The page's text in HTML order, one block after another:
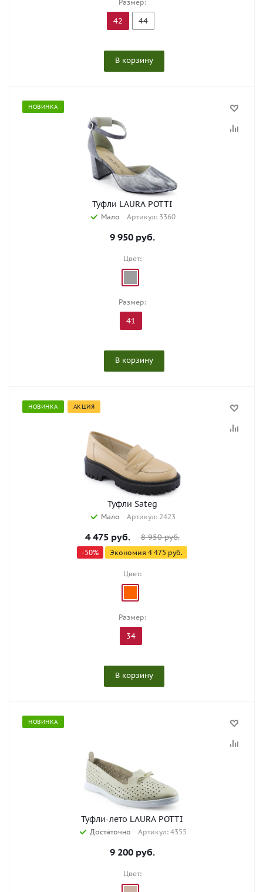
Размер:
42 44
В корзину
НОВИНКА
Туфли LAURA POTTI
Мало Артикул: 3360
9 950руб.
Цвет:
Размер:
41
В корзину
НОВИНКА АКЦИЯ
Туфли Sateg
Мало Артикул: 2423
4 475руб. 8 950руб.
-50% Экономия 4 475 руб.
Цвет:
Размер:
34
В корзину
НОВИНКА
Туфли-лето LAURA POTTI
Достаточно Артикул: 4355
9 200руб.
Цвет: